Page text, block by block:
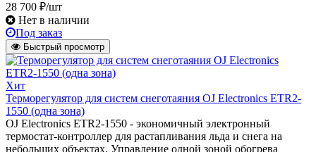
28 700 ₽/шт
Нет в наличии
Под заказ
Быстрый просмотр
Хит
Терморегулятор для систем снеготаяния OJ Electronics ETR2-
1550 (одна зона)
OJ Electronics ETR2-1550 - экономичный электронный
термостат-контроллер для растапливания льда и снега на
небольших объектах. Управление одной зоной обогрева